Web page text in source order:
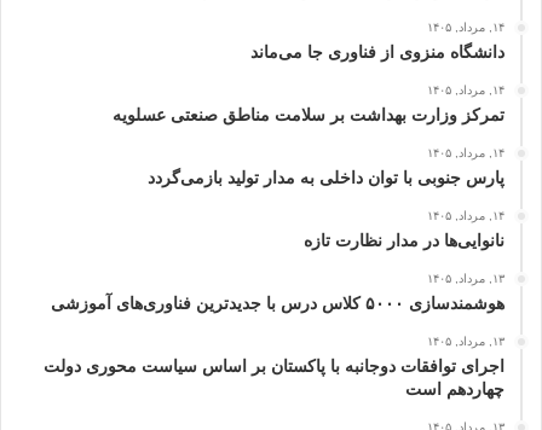
۱۴, مرداد, ۱۴۰۵
دانشگاه منزوی از فناوری جا می‌ماند
۱۴, مرداد, ۱۴۰۵
تمرکز وزارت بهداشت بر سلامت مناطق صنعتی عسلویه
۱۴, مرداد, ۱۴۰۵
پارس جنوبی با توان داخلی به مدار تولید بازمی‌گردد
۱۴, مرداد, ۱۴۰۵
نانوایی‌ها در مدار نظارت تازه
۱۳, مرداد, ۱۴۰۵
هوشمندسازی ۵۰۰۰ کلاس درس با جدیدترین فناوری‌های آموزشی
۱۳, مرداد, ۱۴۰۵
اجرای توافقات دوجانبه با پاکستان بر اساس سیاست محوری دولت
چهاردهم است
۱۳, مرداد, ۱۴۰۵